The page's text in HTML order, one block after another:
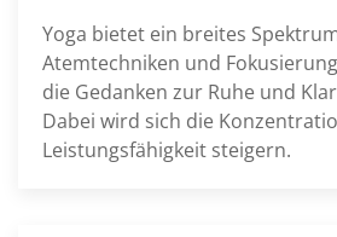
Yoga bietet ein breites
Atemtechniken und
die Gedanken zur Ruhe und
Dabei wird sich die
Leistungsfähigkeit steigern.